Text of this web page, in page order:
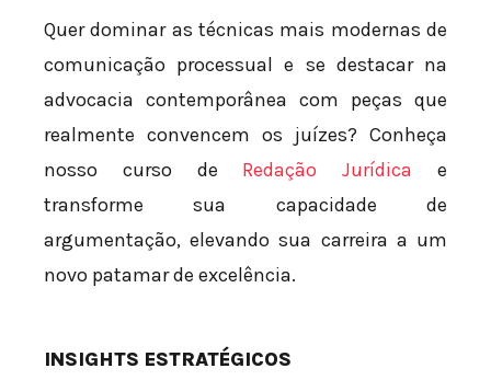
Quer dominar as técnicas mais modernas de
comunicação processual e se destacar na
advocacia contemporânea com peças que
realmente convencem os juízes? Conheça
nosso curso de Redação Jurídica e
transforme sua capacidade de
argumentação, elevando sua carreira a um
novo patamar de excelência.
INSIGHTS ESTRATÉGICOS